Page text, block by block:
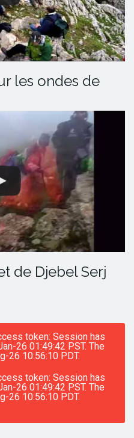
les ondes de
de Djebel Serj
token: Session has
26 01:49:42 PST. The
26 10:56:10 PDT.
token: Session has
26 01:49:42 PST. The
26 10:56:10 PDT.